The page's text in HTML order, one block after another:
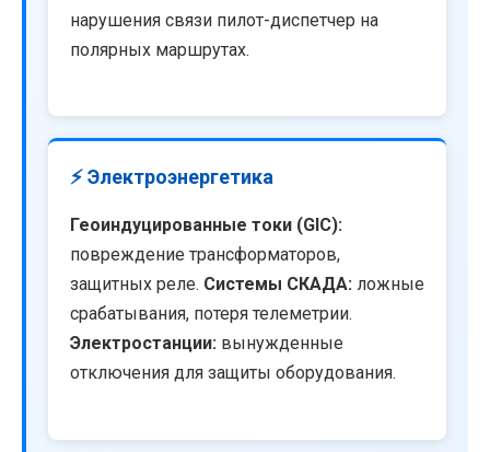
нарушения связи пилот-диспетчер на
полярных маршрутах.
⚡ Электроэнергетика
Геоиндуцированные токи (GIC):
повреждение трансформаторов,
защитных реле. Системы СКАДА: ложные
срабатывания, потеря телеметрии.
Электростанции: вынужденные
отключения для защиты оборудования.